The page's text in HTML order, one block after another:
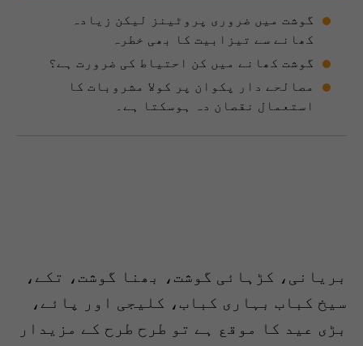
گوشت میں ضروری پروٹینز لیکن زیادہ
کھانے سے تیزابیت کا بھی خطرہ
گوشت کھانے میں کن احتیاط کی ضرورت ہے؟
مصالحے دار پکوان پر کولا مشروبات کا
استعمال نقصان دہ ہوسکتا ہے۔
بریانی، کڑہائی گوشت، بھنا گوشت، تکے،
سیخ کباب بہاری کباب، کلیجی اور پائے،
بڑی عید کا موقع ہے تو طرح طرح کے مزیدار